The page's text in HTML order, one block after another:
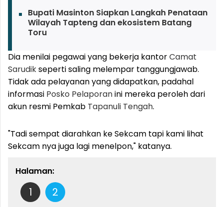
Bupati Masinton Siapkan Langkah Penataan
Wilayah Tapteng dan ekosistem Batang
Toru
Dia menilai pegawai yang bekerja kantorCamat
Sarudikseperti saling melempar tanggungjawab.
Tidak ada pelayanan yang didapatkan, padahal
informasi Posko Pelaporanini mereka peroleh dari
akun resmi Pemkab Tapanuli Tengah.
"Tadi sempat diarahkan ke Sekcam tapi kami lihat
Sekcam nya juga lagi menelpon," katanya.
Halaman:
1 2